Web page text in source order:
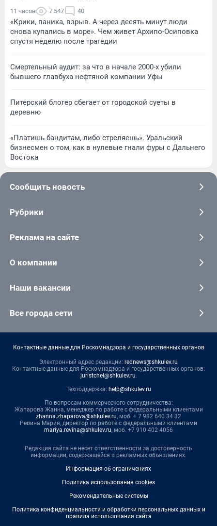
11 часов 7 547 40
«Крики, паника, взрыв. А через десять минут люди
снова купались в море». Чем живет Архипо-Осиповка
спустя неделю после трагедии
Смертельный аудит: за что в начале 2000-х убили
бывшего главбуха нефтяной компании Уфы
Питерский блогер сбегает от городской суеты в
деревню
«Платишь бандитам, либо стреляешь». Уральский
бизнесмен о том, как в нулевые гнали фуры с Дальнего
Востока
Сообщить новость
Рубрики
Реклама на сайте
О компании
Наши вакансии
Все города сети
Контактные данные для Роскомнадзора и государственных органов
Электронный адрес редакции: rednews@shkulev.ru
Контактные данные для Роскомнадзора и государственных органов:
juristchel@shkulev.ru.
Техподдержка: help@shkulev.ru
По вопросам коммерческого сотрудничества:
Жапарова Жанна, менеджер по работе с федеральными клиентами
zhanna.zhaparova@shkulev.ru, моб. + 7 982 640 34 32
Ревина Мария, директор по работе с федеральными клиентами
mariya.revina@shkulev.ru, моб. +7 910 402 4056
Редакция сайта не несет ответственности за достоверность
информации, содержащейся в рекламных объявлениях.
Информация об ограничениях
Политика использования cookies
Рекомендательные системы
Политика конфиденциальности и обработки персональных данных и
правила использования сайта